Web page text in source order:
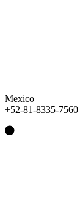
Mexico
+52-81-8335-7560